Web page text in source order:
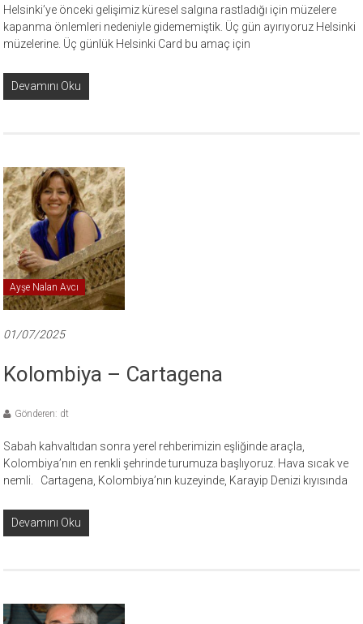
Helsinki’ye önceki gelişimiz küresel salgına rastladığı için müzelere
kapanma önlemleri nedeniyle gidememiştik. Üç gün ayırıyoruz Helsinki
müzelerine. Üç günlük Helsinki Card bu amaç için
Devamını Oku
Ayşe Nalan Avcı
01/07/2025
Kolombiya – Cartagena
Gönderen: dt
Sabah kahvaltıdan sonra yerel rehberimizin eşliğinde araçla,
Kolombiya’nın en renkli şehrinde turumuza başlıyoruz. Hava sıcak ve
nemli. Cartagena, Kolombiya’nın kuzeyinde, Karayip Denizi kıyısında
Devamını Oku